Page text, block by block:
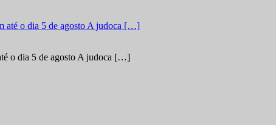
o dia 5 de agosto A judoca […]